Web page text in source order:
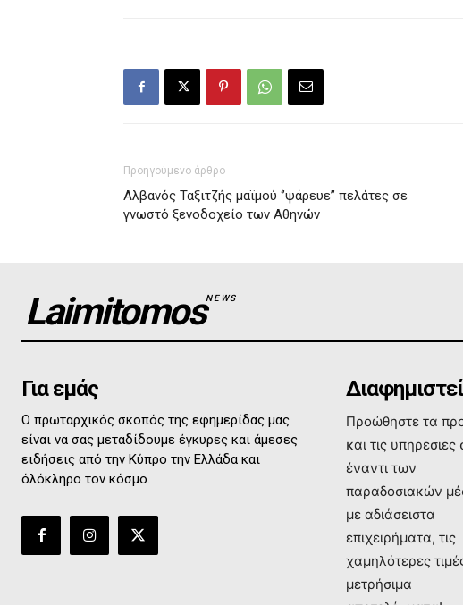
Προηγούμενο άρθρο
Αλβανός Ταξιτζής μαϊμού ‘’ψάρευε’’ πελάτες σε
γνωστό ξενοδοχείο των Αθηνών
LaimitomosNEWS
Για εμάς
Ο πρωταρχικός σκοπός της εφημερίδας μας
είναι να σας μεταδίδουμε έγκυρες και άμεσες
ειδήσεις από την Κύπρο την Ελλάδα και
όλόκληρο τον κόσμο.
Προώθηστε τα
και τις υπηρεσιες
έναντι των
παραδοσιακών
με αδιάσειστα
επιχειρήματα, τις
χαμηλότερες
μετρήσιμα